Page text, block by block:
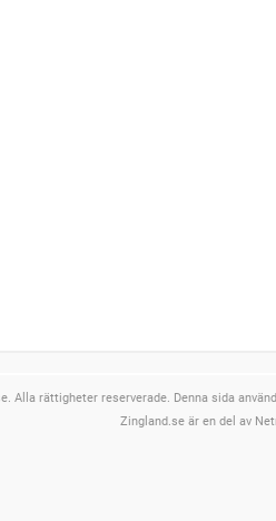
Alla rättigheter reserverade. Denna sida
Zingland.se är en del av